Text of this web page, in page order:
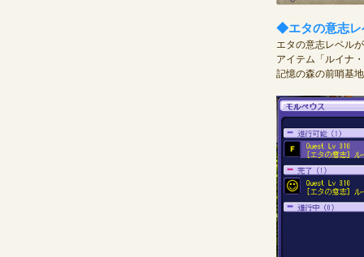
◆エタの意志レ
エタの意志レベル
アイテム「ルイナ
記憶の森の前哨基